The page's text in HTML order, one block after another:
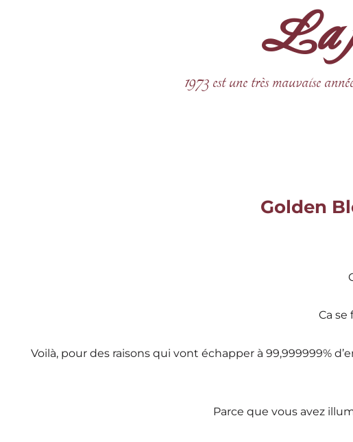
La
1973 est une très mauvaise
Golden
Ca se
Voilà, pour des raisons qui vont échapper à 99,999999%
Parce que vous avez